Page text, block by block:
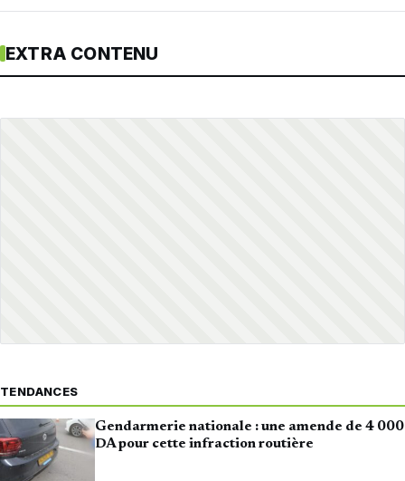
EXTRA CONTENU
TENDANCES
Gendarmerie nationale : une amende de 4 000
DA pour cette infraction routière